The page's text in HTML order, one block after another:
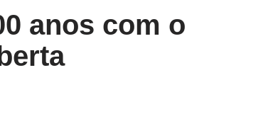
anos com o